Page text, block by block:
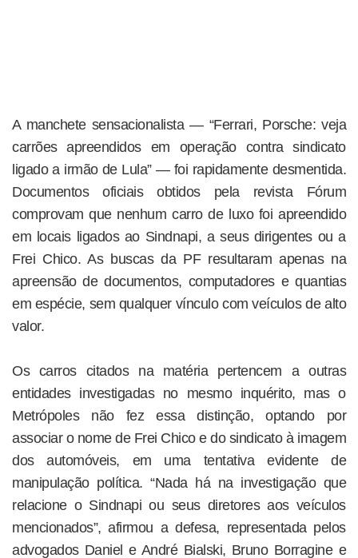
A manchete sensacionalista — “Ferrari, Porsche: veja
carrões apreendidos em operação contra sindicato
ligado a irmão de Lula” — foi rapidamente desmentida.
Documentos oficiais obtidos pela revista Fórum
comprovam que nenhum carro de luxo foi apreendido
em locais ligados ao Sindnapi, a seus dirigentes ou a
Frei Chico. As buscas da PF resultaram apenas na
apreensão de documentos, computadores e quantias
em espécie, sem qualquer vínculo com veículos de alto
valor.
Os carros citados na matéria pertencem a outras
entidades investigadas no mesmo inquérito, mas o
Metrópoles não fez essa distinção, optando por
associar o nome de Frei Chico e do sindicato à imagem
dos automóveis, em uma tentativa evidente de
manipulação política. “Nada há na investigação que
relacione o Sindnapi ou seus diretores aos veículos
mencionados”, afirmou a defesa, representada pelos
advogados Daniel e André Bialski, Bruno Borragine e